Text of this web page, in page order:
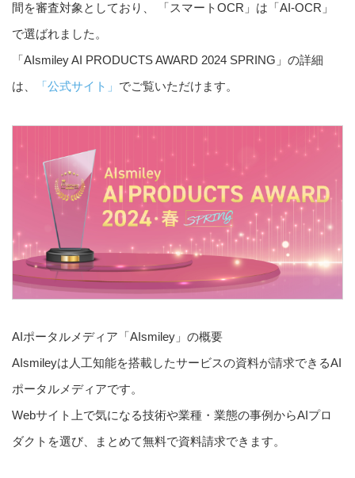
間を審査対象としており、 「スマートOCR」は「AI-OCR」
で選ばれました。
「AIsmiley AI PRODUCTS AWARD 2024 SPRING」の詳細
は、
「公式サイト」 でご覧いただけます。
AIポータルメディア「AIsmiley」の概要
AIsmileyは人工知能を搭載したサービスの資料が請求できるAI
ポータルメディアです。
Webサイト上で気になる技術や業種・業態の事例からAIプロ
ダクトを選び、まとめて無料で資料請求できます。